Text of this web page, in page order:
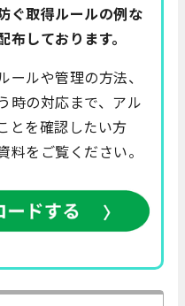
ぐ取得ルールの例な
しております。
ルや管理の方法、
時の対応まで、アル
とを確認したい方
をご覧ください。